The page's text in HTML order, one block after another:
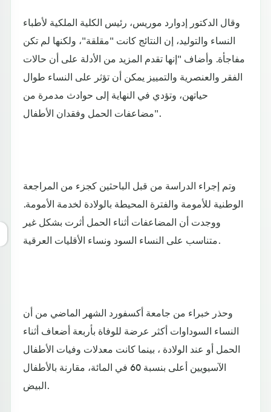
وقال الدكتور إدوارد موريس، رئيس الكلية الملكية لأطباء
النساء والتوليد، إن النتائج كانت "مقلقة"، ولكنها لم تكن
مفاجأة. وأضاف "إنها تقدم المزيد من الأدلة على أن حالات
الفقر والعنصرية والتمييز يمكن أن تؤثر على النساء طوال
حياتهن، وتؤدي في النهاية إلى حوادث مدمرة من
مضاعفات الحمل وفقدان الأطفال".
وتم إجراء الدراسة من قبل الباحثين كجزء من المراجعة
الوطنية للأمومة والفترة المحيطة بالولادة لخدمة الأمومة.
ووجدت أن المضاعفات أثناء الحمل أثرت بشكل غير
متناسب على النساء السود ونساء الأقليات العرقية.
وحذر خبراء من جامعة أكسفورد الشهر الماضي من أن
النساء السوداوات أكثر عرضة للوفاة بأربعة أضعاف أثناء
الحمل أو عند الولادة ، بينما كانت معدلات وفيات الأطفال
الآسيويين أعلى بنسبة 60 في المائة، مقارنة بالأطفال
البيض.